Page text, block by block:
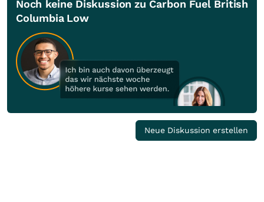
Noch keine Diskussion zu Carbon Fuel British
Columbia Low
Neue Diskussion erstellen